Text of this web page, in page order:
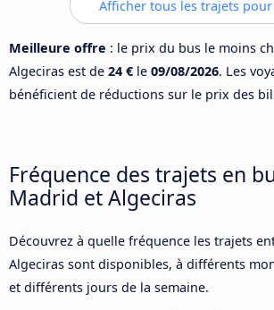
Afficher tous les trajets
Meilleure offre : le prix du bus le moins
Algeciras est de 24 € le 09/08/2026. Les
bénéficient de réductions sur le prix des
Fréquence des trajets en
Madrid et Algeciras
Découvrez à quelle fréquence les trajets
Algeciras sont disponibles, à différents
et différents jours de la semaine.